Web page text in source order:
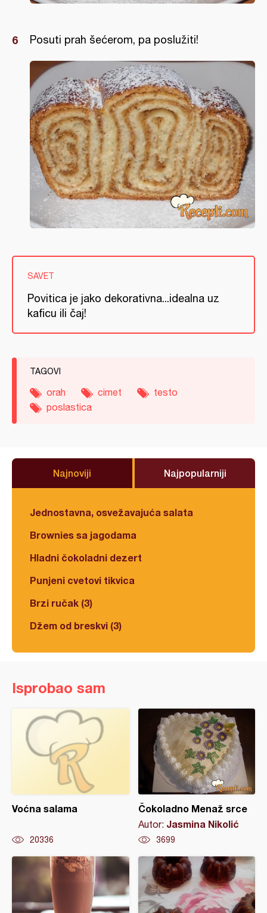
Posuti prah šećerom, pa poslužiti!
SAVET
Povitica je jako dekorativna...idealna uz
kaficu ili čaj!
TAGOVI
orah cimet
testo
poslastica
Najnoviji Najpopularniji
Jednostavna, osvežavajuća salata
Brownies sa jagodama
Hladni čokoladni dezert
Punjeni cvetovi tikvica
Brzi ručak (3)
Džem od breskvi (3)
Isprobao sam
Voćna salama
20336
Čokoladno Menaž srce
Autor: Jasmina Nikolić
3699